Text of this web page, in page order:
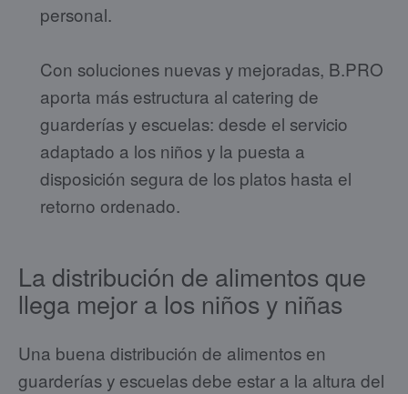
personal.
Con soluciones nuevas y mejoradas, B.PRO
aporta más estructura al catering de
guarderías y escuelas: desde el servicio
adaptado a los niños y la puesta a
disposición segura de los platos hasta el
retorno ordenado.
La distribución de alimentos que
llega mejor a los niños y niñas
Una buena distribución de alimentos en
guarderías y escuelas debe estar a la altura del